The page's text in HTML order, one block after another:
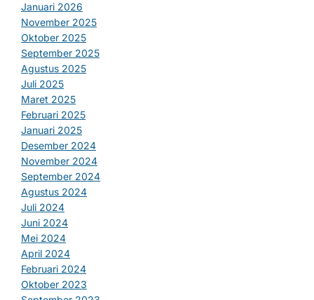
Januari 2026
November 2025
Oktober 2025
September 2025
Agustus 2025
Juli 2025
Maret 2025
Februari 2025
Januari 2025
Desember 2024
November 2024
September 2024
Agustus 2024
Juli 2024
Juni 2024
Mei 2024
April 2024
Februari 2024
Oktober 2023